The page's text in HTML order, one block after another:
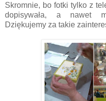
Skromnie, bo fotki tylko z
dopisywała, a nawet
Dziękujemy za takie